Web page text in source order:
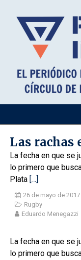
Las rachas
La fecha en que se
lo primero que
Plata […]
26 de mayo de 2017
Rugby
Eduardo Menegazzi
La fecha en que se
lo primero que